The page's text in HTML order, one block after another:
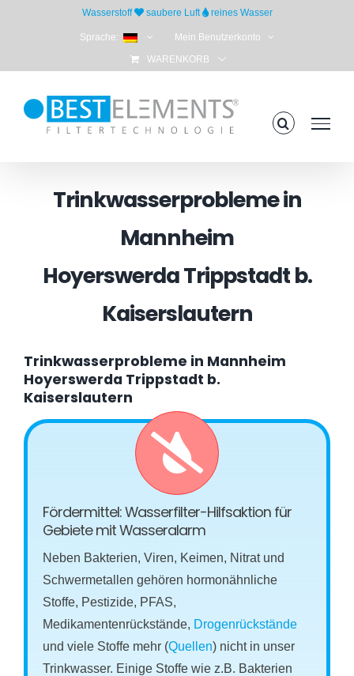
Wasserstoff saubere Luft reines Wasser
Sprache: Mein Benutzerkonto
WARENKORB
Trinkwasserprobleme in
Mannheim
Hoyerswerda Trippstadt b.
Kaiserslautern
Trinkwasserprobleme in Mannheim
Hoyerswerda Trippstadt b.
Kaiserslautern
Fördermittel: Wasserfilter-Hilfsaktion für
Gebiete mit Wasseralarm
Neben Bakterien, Viren, Keimen, Nitrat und
Schwermetallen gehören hormonähnliche
Stoffe, Pestizide, PFAS,
Medikamentenrückstände, Drogenrückstände
und viele Stoffe mehr (Quellen) nicht in unser
Trinkwasser. Einige Stoffe wie z.B. Bakterien